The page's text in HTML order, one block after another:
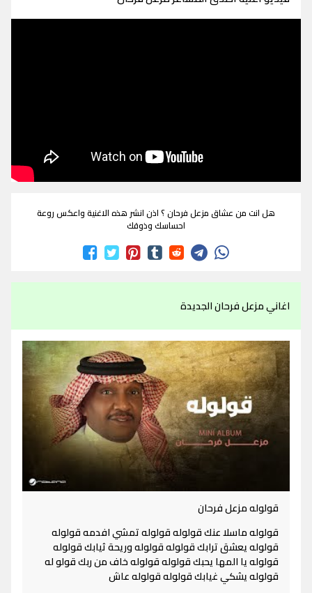
هل انت من عشاق مزعل فرحان ؟ اذن انشر هذه الاغنية واعكس روعة
احساسك وذوقك
اغاني مزعل فرحان الجديدة
قولوله مزعل فرحان
قولوله ماسلا عنك قولوله قولوله تمشي افدمه قولوله
قولوله يعشق ترابك قولوله قولوله وريحة ثيابك قولوله
قولوله يا المها يحبك قولوله قولوله خاف من ربك قولو له
قولوله يشكي غيابك قولوله قولوله عاش